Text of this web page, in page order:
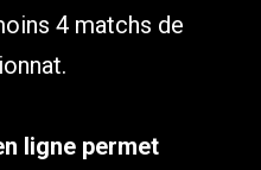
4 matchs de
ligne permet